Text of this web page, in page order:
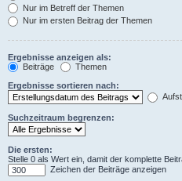
Nur im Betreff der Themen
Nur im ersten Beitrag der Themen
Ergebnisse anzeigen als:
Beiträge
Themen
Ergebnisse sortieren nach:
Suchzeitraum begrenzen:
Die ersten:
Stelle 0 als Wert ein, damit der komplette
Zeichen der Beiträge anzeigen